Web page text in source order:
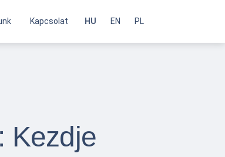
Kapcsolat HU EN PL
Kezdje